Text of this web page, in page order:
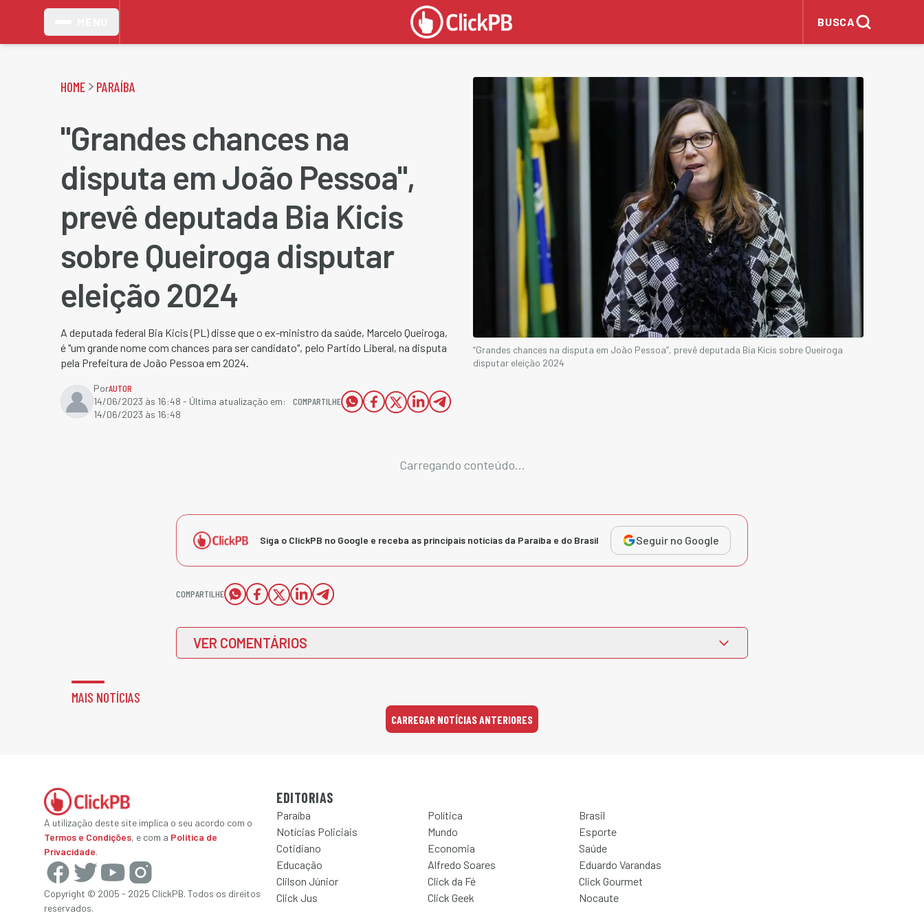
BUSCA
HOME PARAÍBA
"Grandes chances na
disputa em João Pessoa",
prevê deputada Bia Kicis
sobre Queiroga disputar
eleição 2024
A deputada federal Bia Kicis (PL) disse que o ex-ministro da saúde, Marcelo Queiroga,
é "um grande nome com chances para ser candidato", pelo Partido Liberal, na disputa
pela Prefeitura de João Pessoa em 2024.
PorAUTOR
14/06/2023 às 16:48 - Última atualização em:
14/06/2023 às 16:48
COMPARTILHE
“Grandes chances na disputa em João Pessoa”, prevê deputada Bia Kicis sobre Queiroga
disputar eleição 2024
Carregando conteúdo...
Siga o ClickPB no Google e receba as principais notícias da Paraíba e do Brasil Seguir no Google
COMPARTILHE
VER COMENTÁRIOS
MAIS NOTÍCIAS
CARREGAR NOTÍCIAS ANTERIORES
A utilização deste site implica o seu acordo com o
Termos e Condições, e com a Política de
Privacidade.
Copyright © 2005 - 2025 ClickPB. Todos os direitos
reservados.
EDITORIAS
Paraíba Política
Brasil
Notícias Policiais
Mundo
Esporte
Cotidiano
Economia
Saúde
Educação
Alfredo Soares
Eduardo Varandas
Clilson Júnior
Click da Fé
Click Gourmet
Click Jus
Click Geek Nocaute